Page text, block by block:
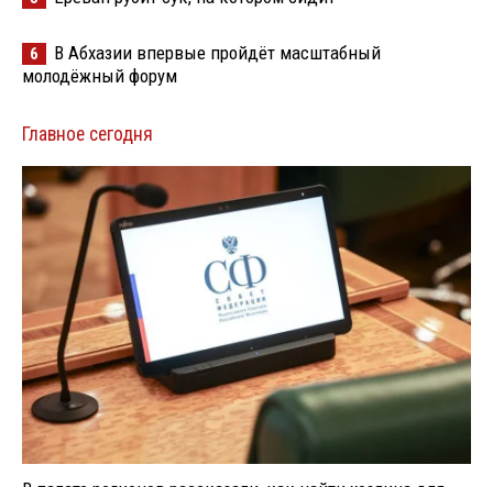
6
В Абхазии впервые пройдёт масштабный
молодёжный форум
Главное сегодня